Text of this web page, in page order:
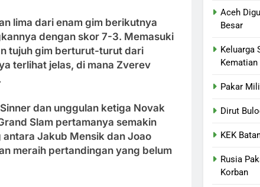
lima dari enam gim berikutnya
dengan skor 7-3. Memasuki
tujuh gim berturut-turut dari
terlihat jelas, di mana Zverev
dan unggulan ketiga Novak
Slam pertamanya semakin
Jakub Mensik dan Joao
meraih pertandingan yang belum
Aceh
Besar
Keluarga
Kematian
Pakar
Dirut
KEK
Rusia
Korban